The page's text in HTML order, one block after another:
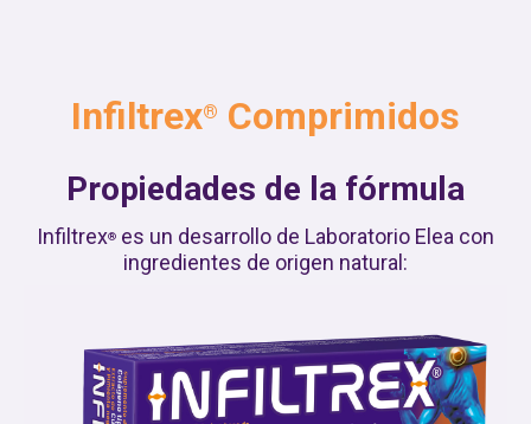
Infiltrex® Comprimidos
Propiedades de la fórmula
Infiltrex® es un desarrollo de Laboratorio Elea con
ingredientes de origen natural: